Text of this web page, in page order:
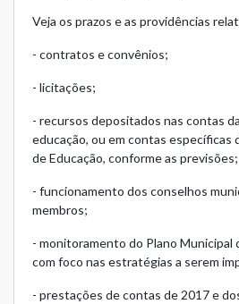
Veja os prazos e as providências
- contratos e convênios;
- licitações;
- recursos depositados nas contas
educação, ou em contas específicas
de Educação, conforme as previsões;
- funcionamento dos conselhos
membros;
- monitoramento do Plano Municipal
com foco nas estratégias a serem
- prestações de contas de 2017 e